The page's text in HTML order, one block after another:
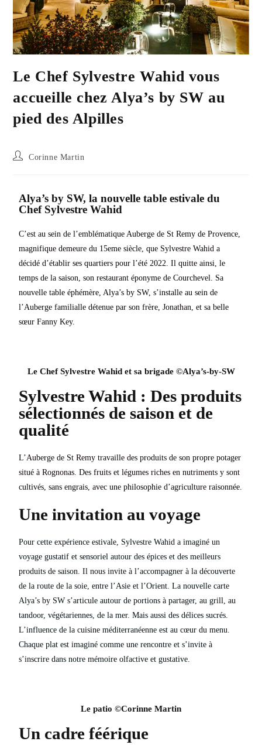
Le Chef Sylvestre Wahid vous
accueille chez Alya’s by SW au
pied des Alpilles
Corinne Martin
Alya’s by SW, la nouvelle table estivale du
Chef Sylvestre Wahid
C’est au sein de l’emblématique Auberge de St Remy de Provence,
magnifique demeure du 15eme siècle, que Sylvestre Wahid a
décidé d’établir ses quartiers pour l’été 2022. Il quitte ainsi, le
temps de la saison, son restaurant éponyme de Courchevel. Sa
nouvelle table éphémère, Alya’s by SW, s’installe au sein de
l’Auberge familialle détenue par son frère, Jonathan, et sa belle
sœur Fanny Key.
Le Chef Sylvestre Wahid et sa brigade ©Alya’s-by-SW
Sylvestre Wahid : Des produits
sélectionnés de saison et de
qualité
L’Auberge de St Remy travaille des produits de son propre potager
situé à Rognonas. Des fruits et légumes riches en nutriments y sont
cultivés, sans engrais, avec une philosophie d’agriculture raisonnée.
Une invitation au voyage
Pour cette expérience estivale, Sylvestre Wahid a imaginé un
voyage gustatif et sensoriel autour des épices et des meilleurs
produits de saison. Il nous invite à l’accompagner à la découverte
de la route de la soie, entre l’Asie et l’Orient. La nouvelle carte
Alya’s by SW s’articule autour de portions à partager, au grill, au
tandoor, végétariennes, de la mer. Mais aussi des délices sucrés.
L’influence de la cuisine méditerranéenne est au cœur du menu.
Chaque plat est imaginé comme une rencontre et s’invite à
s’inscrire dans notre mémoire olfactive et gustative.
Le patio ©Corinne Martin
Un cadre féérique